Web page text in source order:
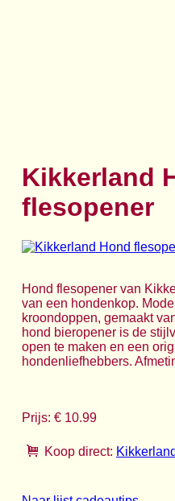
Kikkerland
flesopener
Hond flesopener van
van een hondenkop.
kroondoppen, gemaakt
hond bieropener is de
open te maken en een
hondenliefhebbers.
Prijs: € 10.99
Koop direct: